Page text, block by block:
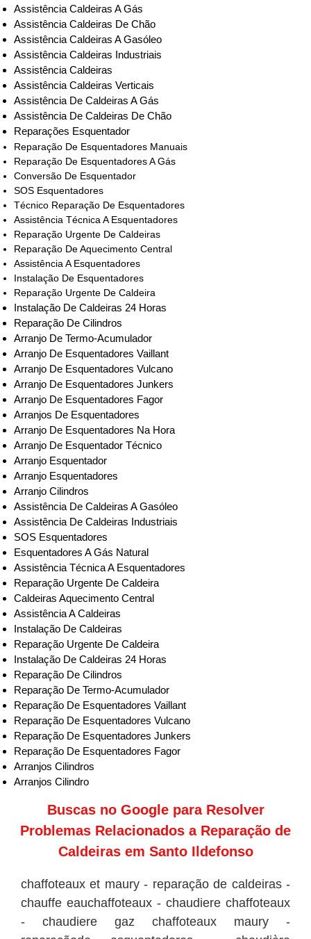
Assistência Caldeiras A Gás
Assistência Caldeiras De Chão
Assistência Caldeiras A Gasóleo
Assistência Caldeiras Industriais
Assistência Caldeiras
Assistência Caldeiras Verticais
Assistência De Caldeiras A Gás
Assistência De Caldeiras De Chão
Reparações Esquentador
Reparação De Esquentadores Manuais
Reparação De Esquentadores A Gás
Conversão De Esquentador
SOS Esquentadores
Técnico Reparação De Esquentadores
Assistência Técnica A Esquentadores
Reparação Urgente De Caldeiras
Reparação De Aquecimento Central
Assistência A Esquentadores
Instalação De Esquentadores
Reparação Urgente De Caldeira
Instalação De Caldeiras 24 Horas
Reparação De Cilindros
Arranjo De Termo-Acumulador
Arranjo De Esquentadores Vaillant
Arranjo De Esquentadores Vulcano
Arranjo De Esquentadores Junkers
Arranjo De Esquentadores Fagor
Arranjos De Esquentadores
Arranjo De Esquentadores Na Hora
Arranjo De Esquentador Técnico
Arranjo Esquentador
Arranjo Esquentadores
Arranjo Cilindros
Assistência De Caldeiras A Gasóleo
Assistência De Caldeiras Industriais
SOS Esquentadores
Esquentadores A Gás Natural
Assistência Técnica A Esquentadores
Reparação Urgente De Caldeira
Caldeiras Aquecimento Central
Assistência A Caldeiras
Instalação De Caldeiras
Reparação Urgente De Caldeira
Instalação De Caldeiras 24 Horas
Reparação De Cilindros
Reparação De Termo-Acumulador
Reparação De Esquentadores Vaillant
Reparação De Esquentadores Vulcano
Reparação De Esquentadores Junkers
Reparação De Esquentadores Fagor
Arranjos Cilindros
Arranjos Cilindro
Buscas no Google para Resolver
Problemas Relacionados a Reparação de
Caldeiras em Santo Ildefonso
chaffoteaux et maury - reparação de caldeiras -
chauffe eauchaffoteaux - chaudiere chaffoteaux
- chaudiere gaz chaffoteaux maury -